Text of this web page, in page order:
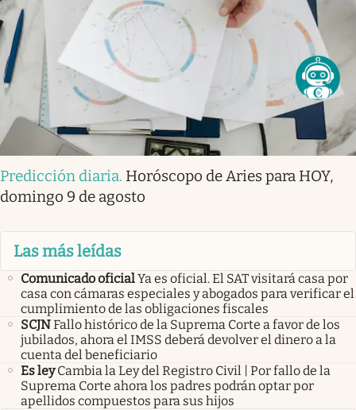
Predicción diaria. Horóscopo de Aries para HOY,
domingo 9 de agosto
Las más leídas
Comunicado oficialYa es oficial. El SAT visitará casa por
casa con cámaras especiales y abogados para verificar el
cumplimiento de las obligaciones fiscales
SCJNFallo histórico de la Suprema Corte a favor de los
jubilados, ahora el IMSS deberá devolver el dinero a la
cuenta del beneficiario
Es ley Cambia la Ley del Registro Civil | Por fallo de la
Suprema Corte ahora los padres podrán optar por
apellidos compuestos para sus hijos